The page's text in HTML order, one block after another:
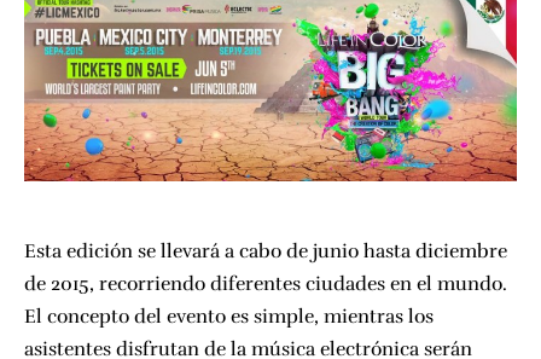
Esta edición se llevará a cabo de junio hasta diciembre
de 2015, recorriendo diferentes ciudades en el mundo.
El concepto del evento es simple, mientras los
asistentes disfrutan de la música electrónica serán